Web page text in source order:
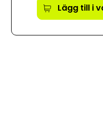
Lägg till i